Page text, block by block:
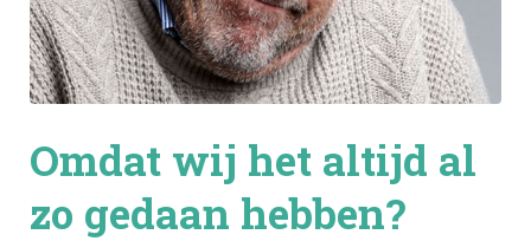
Omdat wij het altijd al
zo gedaan hebben?